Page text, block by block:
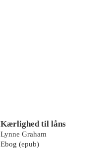
Kærlighed til låns
Lynne Graham
Ebog (epub)